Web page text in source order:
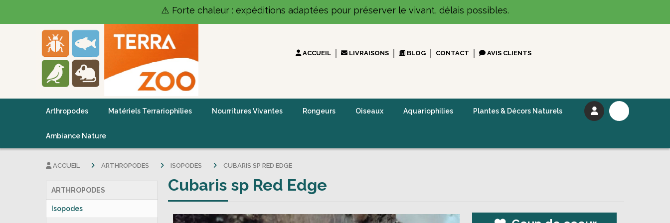
⚠️ Forte chaleur : expéditions adaptées pour préserver le vivant, délais possibles.
ACCUEIL LIVRAISONS BLOG CONTACT AVIS CLIENTS
Arthropodes Matériels Terrariophilies Nourritures Vivantes Rongeurs Oiseaux Aquariophilies Plantes & Décors Naturels
Ambiance Nature
ARTHROPODES
Isopodes
ACCUEIL ARTHROPODES ISOPODES CUBARIS SP RED EDGE
Cubaris sp Red Edge